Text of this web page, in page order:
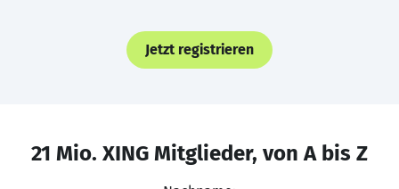
Jetzt registrieren
21 Mio. XING Mitglieder, von A bis Z